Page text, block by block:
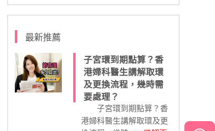
最新推薦
子宮環到期點算？香
港婦科醫生講解取環
及更換流程，幾時需
要處理？
子宮環到期點算？香
港婦科醫生講解取環及更